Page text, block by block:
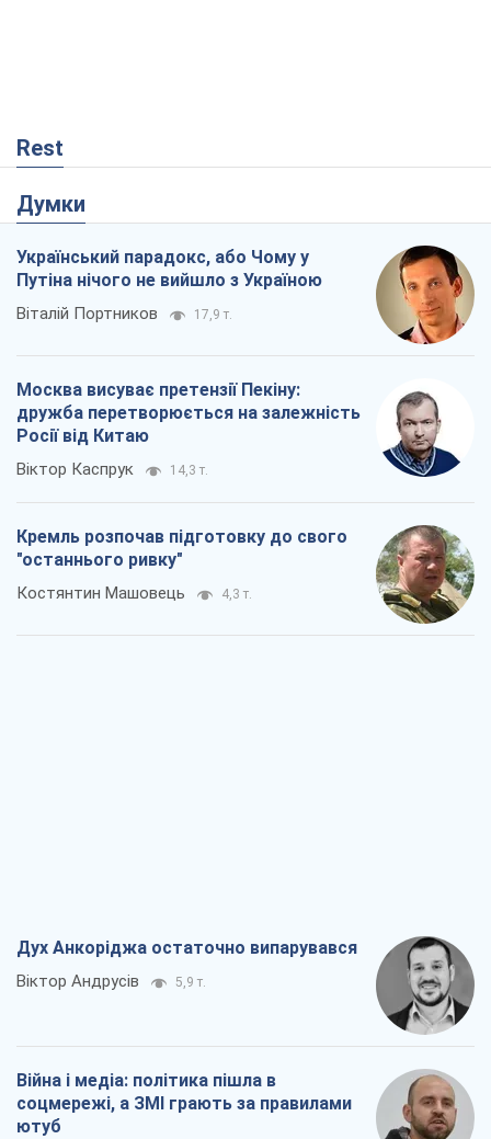
Rest
Думки
Український парадокс, або Чому у
Путіна нічого не вийшло з Україною
Віталій Портников 17,9 т.
Москва висуває претензії Пекіну:
дружба перетворюється на залежність
Росії від Китаю
Віктор Каспрук 14,3 т.
Кремль розпочав підготовку до свого
"останнього ривку"
Костянтин Машовець 4,3 т.
Дух Анкоріджа остаточно випарувався
Віктор Андрусів 5,9 т.
Війна і медіа: політика пішла в
соцмережі, а ЗМІ грають за правилами
ютуб